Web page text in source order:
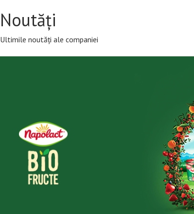
Noutăți
Ultimile noutăți ale companiei